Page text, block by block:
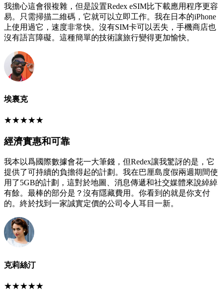
我擔心這會很複雜，但是設置Redex eSIM比下載應用程序更容
易。只需掃描二維碼，它就可以立即工作。我在日本的iPhone
上使用過它，速度非常快。沒有SIM卡可以丟失，手機商店也
沒有語言障礙。這種簡單的技術讓旅行變得更加愉快。
埃裏克
★★★★★
經濟實惠和可靠
我本以爲國際數據會花一大筆錢，但Redex讓我驚訝的是，它
提供了可持續的負擔得起的計劃。我在巴厘島度假兩週期間使
用了5GB的計劃，這對於地圖、消息傳遞和社交媒體來說綽綽
有餘。最棒的部分是？沒有隱藏費用。你看到的就是你支付
的。終於找到一家誠實定價的公司令人耳目一新。
克莉絲汀
★★★★★